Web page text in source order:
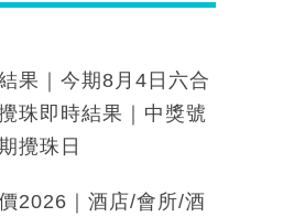
果｜今期8月4日六合
珠即時結果｜中獎號
攪珠日
2026｜酒店/會所/酒